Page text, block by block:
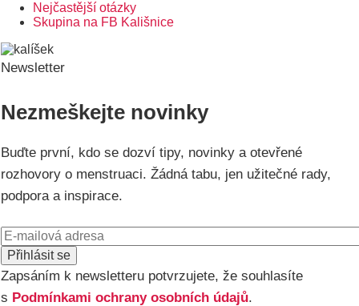
Postranní
menu
Nejčastější otázky
Skupina na FB Kališnice
Newsletter
Nezmeškejte novinky
Buďte první, kdo se dozví tipy, novinky a otevřené
rozhovory o menstruaci. Žádná tabu, jen užitečné rady,
podpora a inspirace.
E-
mail
Zapsáním k newsletteru potvrzujete, že souhlasíte
s Podmínkami ochrany osobních údajů.